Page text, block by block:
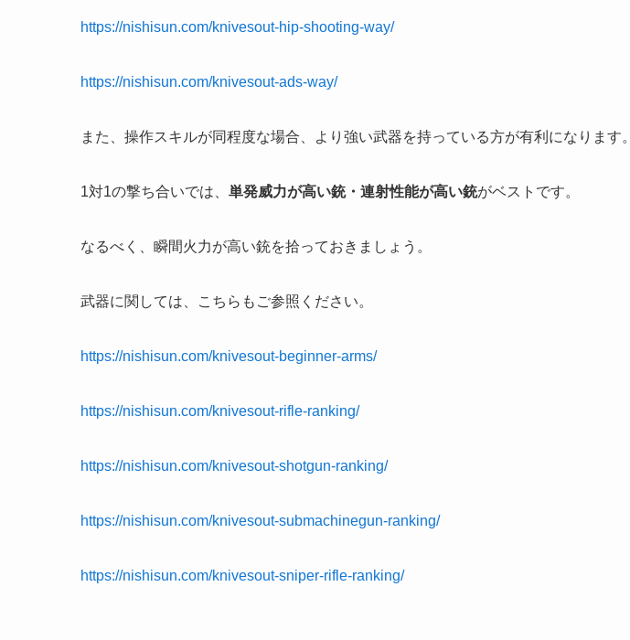
https://nishisun.com/knivesout-hip-shooting-way/
https://nishisun.com/knivesout-ads-way/
また、操作スキルが同程度な場合、より強い武器を持っている方が有利になります。
1対1の撃ち合いでは、 単発威力が高い銃・連射性能が高い銃がベストです。
なるべく、瞬間火力が高い銃を拾っておきましょう。
武器に関しては、こちらもご参照ください。
https://nishisun.com/knivesout-beginner-arms/
https://nishisun.com/knivesout-rifle-ranking/
https://nishisun.com/knivesout-shotgun-ranking/
https://nishisun.com/knivesout-submachinegun-ranking/
https://nishisun.com/knivesout-sniper-rifle-ranking/